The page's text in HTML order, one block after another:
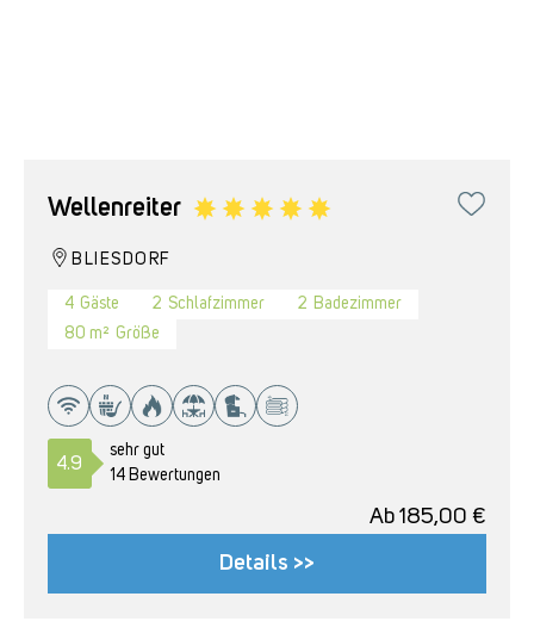
Wellenreiter
BLIESDORF
4 Gäste 2 Schlafzimmer 2 Badezimmer
80 m² Größe
4.9
sehr gut
14 Bewertungen
Ab 185,00 €
Details >>